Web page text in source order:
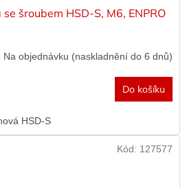
šroubem HSD-S, M6, ENPRO
Na objednávku (naskladnění do 6 dnů)
Do košíku
HSD-S
Kód: 127577